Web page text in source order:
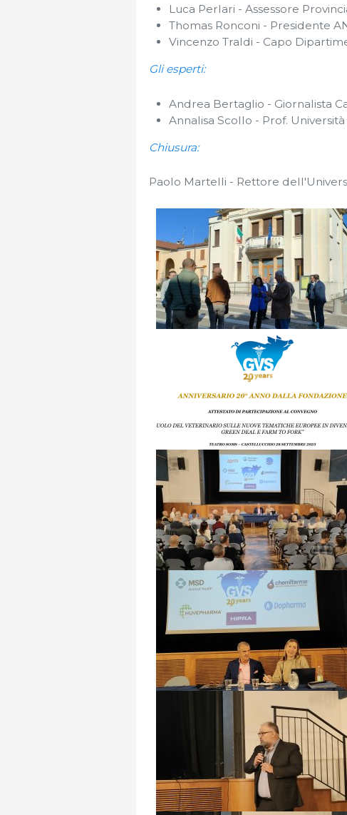
Luca Perlari - Assessore
Thomas Ronconi - Presidente
Vincenzo Traldi - Capo
Gli esperti:
Andrea Bertaglio - Giornalista
Annalisa Scollo - Prof.
Chiusura:
Paolo Martelli - Rettore